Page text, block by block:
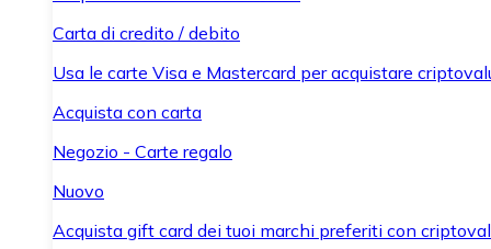
Carta di credito / debito
Usa le carte Visa e Mastercard per acquistare
Acquista con carta
Negozio - Carte regalo
Nuovo
Acquista gift card dei tuoi marchi preferiti con